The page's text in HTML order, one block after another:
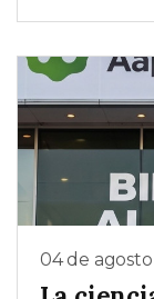
04 de